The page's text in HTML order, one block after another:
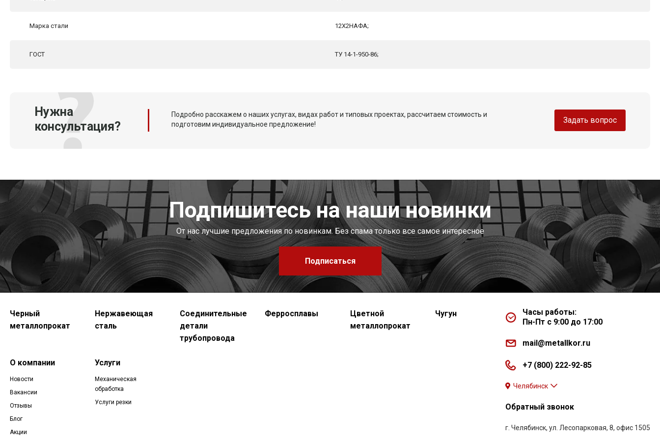
Марка стали 12Х2НАФА;
ГОСТ ТУ 14-1-950-86;
Нужна
консультация?
Подробно расскажем о наших услугах, видах работ и типовых проектах, рассчитаем стоимость и
подготовим индивидуальное предложение!
Задать вопрос
Подпишитесь на наши новинки
От нас лучшие предложения по новинкам. Без спама только все самое интересное
Подписаться
Черный
металлопрокат
Нержавеющая
сталь
Соединительные
детали
трубопровода
Ферросплавы
Цветной
металлопрокат
Чугун
О компании
Новости
Вакансии
Отзывы
Блог
Акции
Услуги
Механическая
обработка
Услуги резки
Часы работы:
Пн-Пт с 9:00 до 17:00
mail@metallkor.ru
+7 (800) 222-92-85
Челябинск
Обратный звонок
г. Челябинск, ул. Лесопарковая, 8, офис 1505